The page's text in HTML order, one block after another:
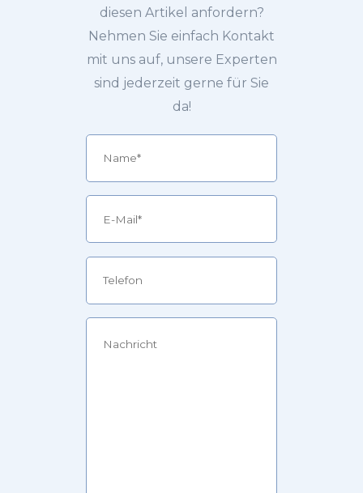
diesen Artikel anfordern?
Nehmen Sie einfach Kontakt
mit uns auf, unsere Experten
sind jederzeit gerne für Sie
da!